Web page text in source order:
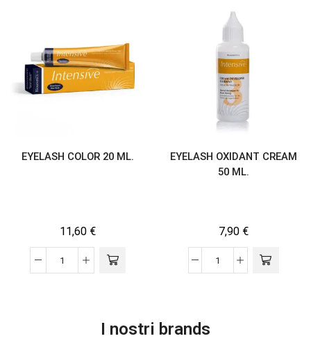
EYELASH COLOR 20 ML.
11,60 €
EYELASH OXIDANT CREAM
50 ML.
7,90 €
I nostri brands